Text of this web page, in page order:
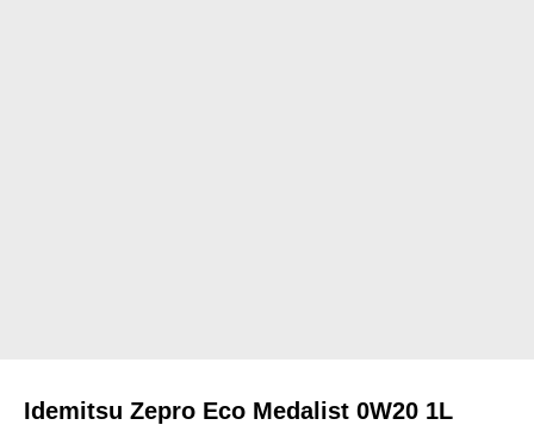
Idemitsu Zepro Eco Medalist 0W20 1L